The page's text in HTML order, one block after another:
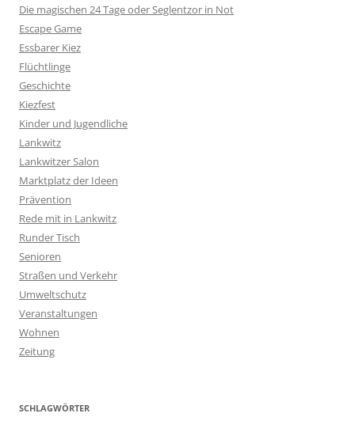
Die magischen 24 Tage oder Seglentzor in Not
Escape Game
Essbarer Kiez
Flüchtlinge
Geschichte
Kiezfest
Kinder und Jugendliche
Lankwitz
Lankwitzer Salon
Marktplatz der Ideen
Prävention
Rede mit in Lankwitz
Runder Tisch
Senioren
Straßen und Verkehr
Umweltschutz
Veranstaltungen
Wohnen
Zeitung
SCHLAGWÖRTER